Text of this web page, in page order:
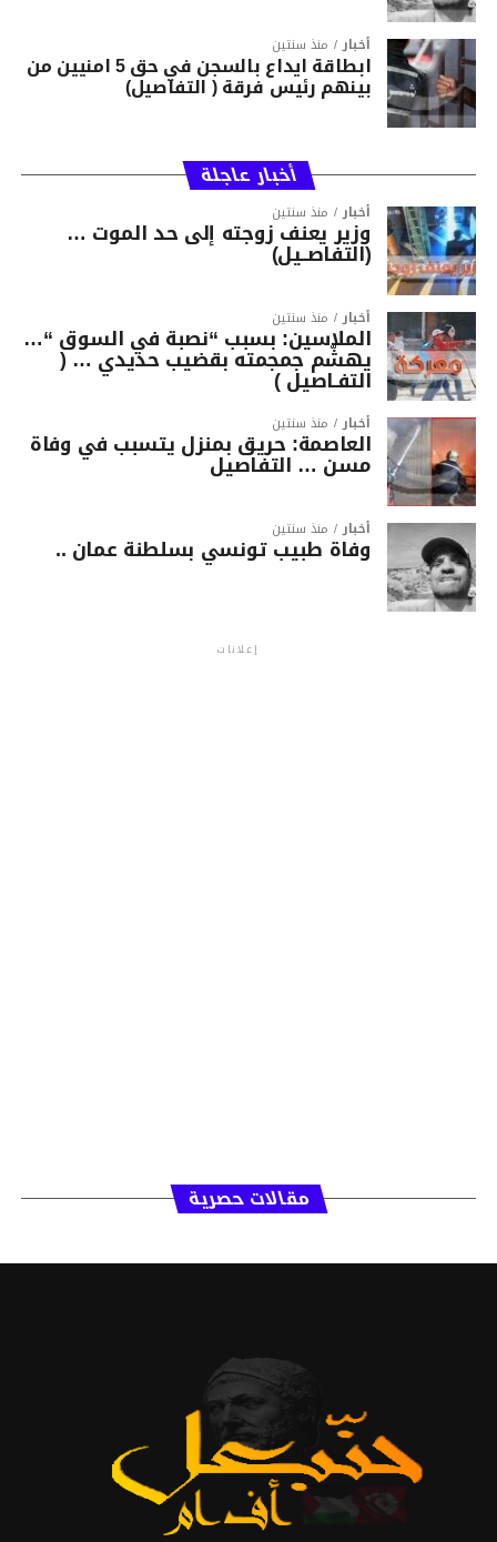
أخبار منذ سنتين
ابطاقة ايداع بالسجن في حق 5 امنيين من
بينهم رئيس فرقة ( التفاصيل)
أخبار عاجلة
أخبار منذ سنتين
وزير يعنف زوجته إلى حد الموت …
(التفاصــيل)
أخبار منذ سنتين
الملاسين: بسبب “نصبة في السوق “…
يهشّم جمجمته بقضيب حديدي … (
التفـاصيل )
أخبار منذ سنتين
العاصمة: حريق بمنزل يتسبب في وفاة
مسن … التفاصيل
أخبار منذ سنتين
وفاة طبيب تونسي بسلطنة عمان ..
إعلانات
مقالات حصرية